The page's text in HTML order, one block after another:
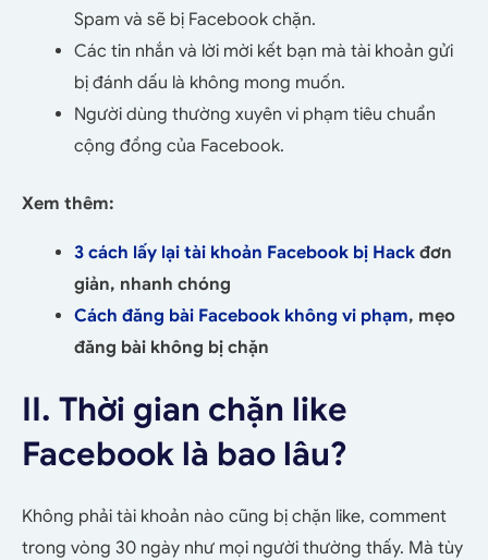
Spam và sẽ bị Facebook chặn.
Các tin nhắn và lời mời kết bạn mà tài khoản gửi
bị đánh dấu là không mong muốn.
Người dùng thường xuyên vi phạm tiêu chuẩn
cộng đồng của Facebook.
Xem thêm:
3 cách lấy lại tài khoản Facebook bị Hack đơn
giản, nhanh chóng
Cách đăng bài Facebook không vi phạm, mẹo
đăng bài không bị chặn
II. Thời gian chặn like
Facebook là bao lâu?
Không phải tài khoản nào cũng bị chặn like, comment
trong vòng 30 ngày như mọi người thường thấy. Mà tùy